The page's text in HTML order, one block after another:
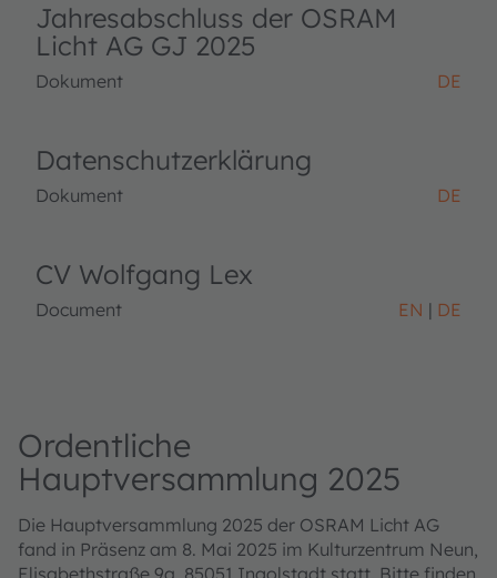
Jahresabschluss der OSRAM
Licht AG GJ 2025
Dokument DE
Datenschutzerklärung
Dokument DE
CV Wolfgang Lex
Document EN DE
Ordentliche
Hauptversammlung 2025
Die Hauptversammlung 2025 der OSRAM Licht AG
fand in Präsenz am 8. Mai 2025 im Kulturzentrum Neun,
Elisabethstraße 9a, 85051 Ingolstadt statt. Bitte finden